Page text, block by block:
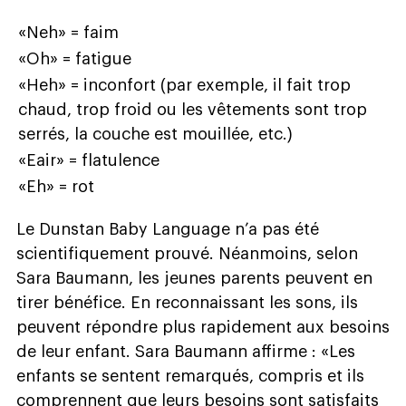
«Neh» = faim
«Oh» = fatigue
«Heh» = inconfort (par exemple, il fait trop
chaud, trop froid ou les vêtements sont trop
serrés, la couche est mouillée, etc.)
«Eair» = flatulence
«Eh» = rot
Le Dunstan Baby Language n’a pas été
scientifiquement prouvé. Néanmoins, selon
Sara Baumann, les jeunes parents peuvent en
tirer bénéfice. En reconnaissant les sons, ils
peuvent répondre plus rapidement aux besoins
de leur enfant. Sara Baumann affirme : «Les
enfants se sentent remarqués, compris et ils
comprennent que leurs besoins sont satisfaits